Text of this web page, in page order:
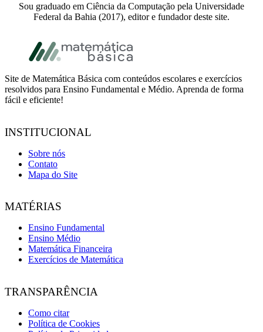
Sou graduado em Ciência da Computação pela Universidade
Federal da Bahia (2017), editor e fundador deste site.
Footer
Site de Matemática Básica com conteúdos escolares e exercícios
resolvidos para Ensino Fundamental e Médio. Aprenda de forma
fácil e eficiente!
INSTITUCIONAL
Sobre nós
Contato
Mapa do Site
MATÉRIAS
Ensino Fundamental
Ensino Médio
Matemática Financeira
Exercícios de Matemática
TRANSPARÊNCIA
Como citar
Política de Cookies